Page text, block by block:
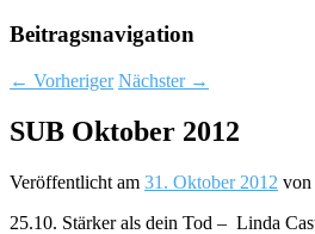
Beitragsnavigation
← Vorheriger Nächster →
SUB Oktober 2012
Veröffentlicht am 31. Oktober 2012 von
25.10. Stärker als dein Tod – Linda